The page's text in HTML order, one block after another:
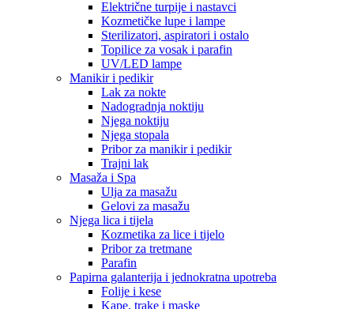
Električne turpije i nastavci
Kozmetičke lupe i lampe
Sterilizatori, aspiratori i ostalo
Topilice za vosak i parafin
UV/LED lampe
Manikir i pedikir
Lak za nokte
Nadogradnja noktiju
Njega noktiju
Njega stopala
Pribor za manikir i pedikir
Trajni lak
Masaža i Spa
Ulja za masažu
Gelovi za masažu
Njega lica i tijela
Kozmetika za lice i tijelo
Pribor za tretmane
Parafin
Papirna galanterija i jednokratna upotreba
Folije i kese
Kape, trake i maske